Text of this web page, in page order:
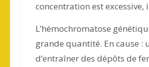
concentration est
L’hémochromatose
grande quantité. En cause :
d’entraîner des dépôts de